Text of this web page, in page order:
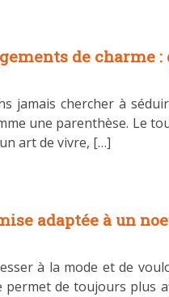
de charme
jamais chercher à
une parenthèse. Le
art de vivre, […]
adaptée à un
à la mode et de
de toujours plus